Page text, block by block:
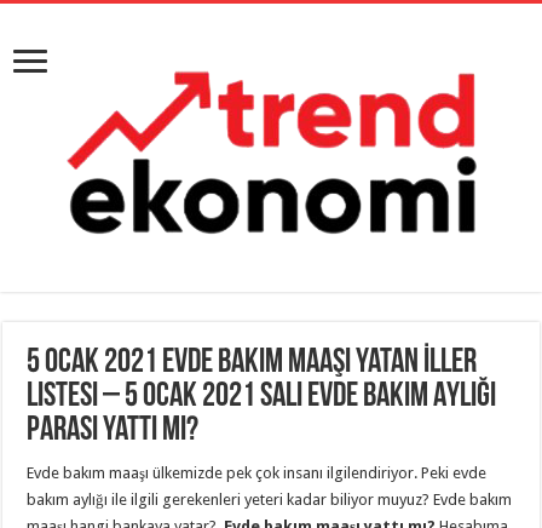
5 Ocak 2021 Evde Bakım Maaşı Yatan İller
Listesi – 5 Ocak 2021 Salı Evde Bakım Aylığı
Parası Yattı Mı?
Evde bakım maaşı ülkemizde pek çok insanı ilgilendiriyor. Peki evde
bakım aylığı ile ilgili gerekenleri yeteri kadar biliyor muyuz? Evde bakım